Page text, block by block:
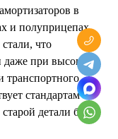
в
и полуприцепах.
что
даже при высоких
транспортного
стандартам и
детали без